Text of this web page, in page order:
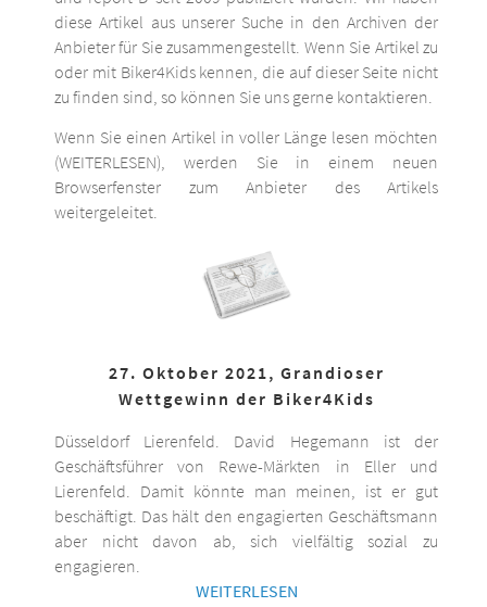
diese Artikel aus unserer Suche in den Archiven der
Anbieter für Sie zusammengestellt. Wenn Sie Artikel zu
oder mit Biker4Kids kennen, die auf dieser Seite nicht
zu finden sind, so können Sie uns gerne kontaktieren.
Wenn Sie einen Artikel in voller Länge lesen möchten
(WEITERLESEN), werden Sie in einem neuen
Browserfenster zum Anbieter des Artikels
weitergeleitet.
27. Oktober 2021, Grandioser
Wettgewinn der Biker4Kids
Düsseldorf Lierenfeld. David Hegemann ist der
Geschäftsführer von Rewe-Märkten in Eller und
Lierenfeld. Damit könnte man meinen, ist er gut
beschäftigt. Das hält den engagierten Geschäftsmann
aber nicht davon ab, sich vielfältig sozial zu
engagieren.
WEITERLESEN